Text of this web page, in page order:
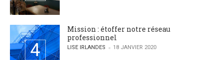
Mission : étoffer notre réseau
professionnel
POSTED BY
LISE IRLANDES 18 JANVIER 2020